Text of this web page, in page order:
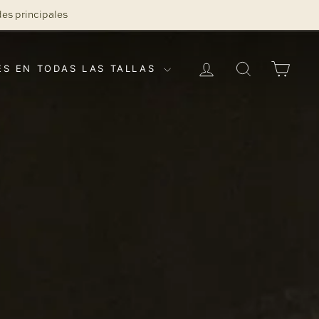
principales
EN TODAS LAS TALLAS INICIAR SESIÓN
BUSCAR